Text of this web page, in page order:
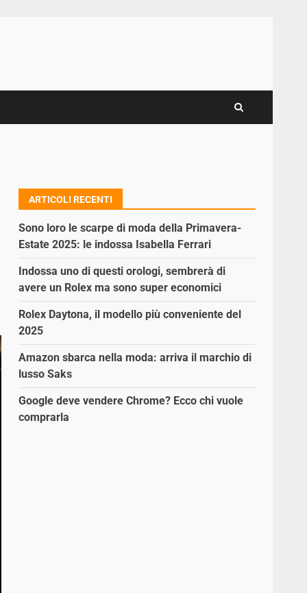
ARTICOLI RECENTI
Sono loro le scarpe di moda della Primavera-
Estate 2025: le indossa Isabella Ferrari
Indossa uno di questi orologi, sembrerà di
avere un Rolex ma sono super economici
Rolex Daytona, il modello più conveniente del
2025
Amazon sbarca nella moda: arriva il marchio di
lusso Saks
Google deve vendere Chrome? Ecco chi vuole
comprarla